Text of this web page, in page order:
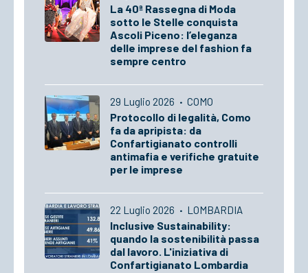
La 40ª Rassegna di Moda
sotto le Stelle conquista
Ascoli Piceno: l’eleganza
delle imprese del fashion fa
sempre centro
29 Luglio 2026 · COMO
Protocollo di legalità, Como
fa da apripista: da
Confartigianato controlli
antimafia e verifiche gratuite
per le imprese
22 Luglio 2026 · LOMBARDIA
Inclusive Sustainability:
quando la sostenibilità passa
dal lavoro. L'iniziativa di
Confartigianato Lombardia